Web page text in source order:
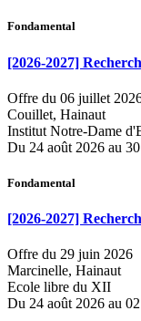
Fondamental
[2026-2027]
Offre du 06 juillet
Couillet, Hainaut
Institut Notre-Dame
Du 24 août 2026 au
Fondamental
[2026-2027]
Offre du 29 juin 2026
Marcinelle, Hainaut
Ecole libre du XII
Du 24 août 2026 au